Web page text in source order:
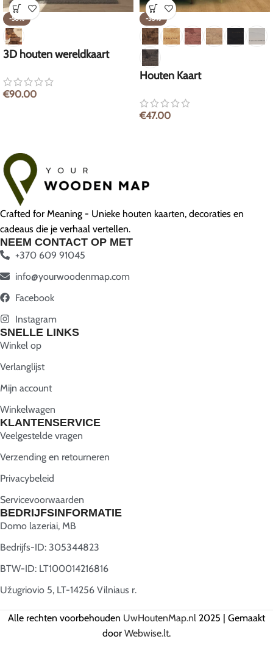
-50%
3D houten wereldkaart
€90.00
-50%
Houten Kaart
€47.00
Crafted for Meaning - Unieke houten kaarten, decoraties en
cadeaus die je verhaal vertellen.
NEEM CONTACT OP MET
+370 609 91045
info@yourwoodenmap.com
Facebook
Instagram
SNELLE LINKS
Winkel op
Verlanglijst
Mijn account
Winkelwagen
KLANTENSERVICE
Veelgestelde vragen
Verzending en retourneren
Privacybeleid
Servicevoorwaarden
BEDRIJFSINFORMATIE
Domo lazeriai, MB
Bedrijfs-ID: 305344823
BTW-ID: LT100014216816
Užugriovio 5, LT-14256 Vilniaus r.
Alle rechten voorbehouden UwHoutenMap.nl 2025 | Gemaakt
door Webwise.lt.